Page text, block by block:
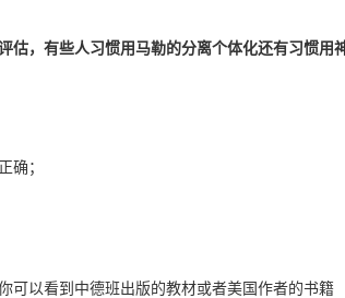
估，有些人习惯用马勒的分离个体化还有习惯用
确；
可以看到中德班出版的教材或者美国作者的书籍